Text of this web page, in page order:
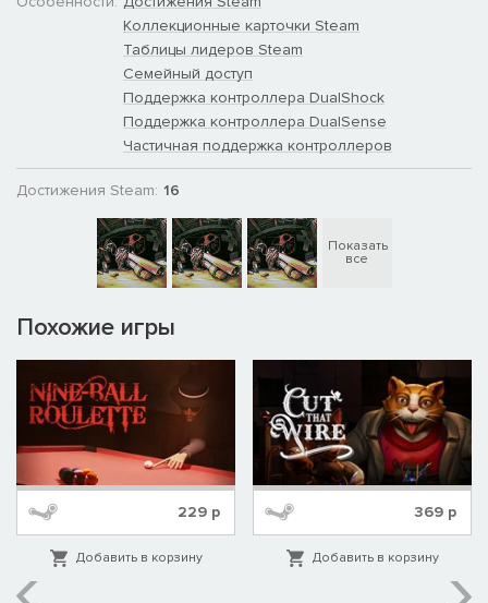
Коллекционные карточки Steam
Таблицы лидеров Steam
Семейный доступ
Поддержка контроллера DualShock
Поддержка контроллера DualSense
Частичная поддержка контроллеров
Достижения Steam: 16
Показать
все
Похожие игры
229 р
Добавить в корзину
369 р
Добавить в корзину